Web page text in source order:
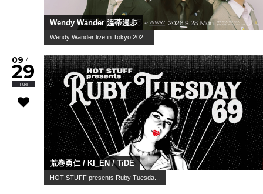
Wendy Wander 溫蒂漫步
Wendy Wander live in Tokyo 202...
09 /
29
Tue
荒巻勇仁 / KI_EN / TiDE
HOT STUFF presents Ruby Tuesda...